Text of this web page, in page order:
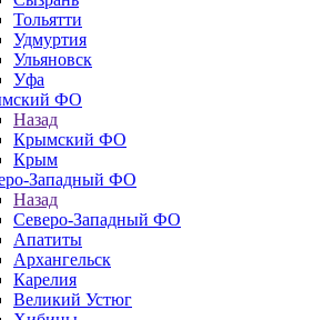
Тольятти
Удмуртия
Ульяновск
Уфа
ФО
Назад
Крымский ФО
Крым
Западный ФО
Назад
Северо-Западный ФО
Апатиты
Архангельск
Карелия
Великий Устюг